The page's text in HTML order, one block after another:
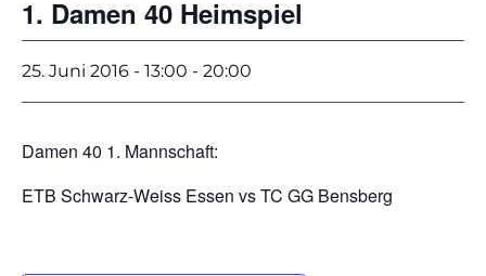
1. Damen 40 Heimspiel
25. Juni 2016 - 13:00 - 20:00
Damen 40 1. Mannschaft:
ETB Schwarz-Weiss Essen vs TC GG Bensberg